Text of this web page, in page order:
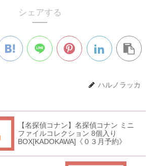
シェアする
ハルノラッカ
【名探偵コナン】名探偵コナン ミニ
ファイルコレクション 8個入り
BOX[KADOKAWA]《０３月予約》